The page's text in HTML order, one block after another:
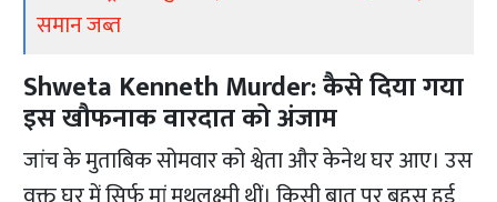
समान जब्त
Shweta Kenneth Murder: कैसे दिया गया
इस खौफनाक वारदात को अंजाम
जांच के मुताबिक सोमवार को श्वेता और केनेथ घर आए। उस